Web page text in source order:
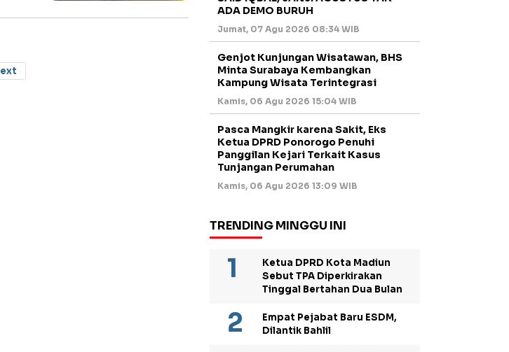
ADA DEMO BURUH
Jumat, 07 Agu 2026 08:34 WIB
Genjot Kunjungan Wisatawan, BHS
Minta Surabaya Kembangkan
Kampung Wisata Terintegrasi
Kamis, 06 Agu 2026 15:04 WIB
Pasca Mangkir karena Sakit, Eks
Ketua DPRD Ponorogo Penuhi
Panggilan Kejari Terkait Kasus
Tunjangan Perumahan
Kamis, 06 Agu 2026 13:09 WIB
TRENDING MINGGU INI
Ketua DPRD Kota Madiun
Sebut TPA Diperkirakan
Tinggal Bertahan Dua Bulan
Empat Pejabat Baru ESDM,
Dilantik Bahlil